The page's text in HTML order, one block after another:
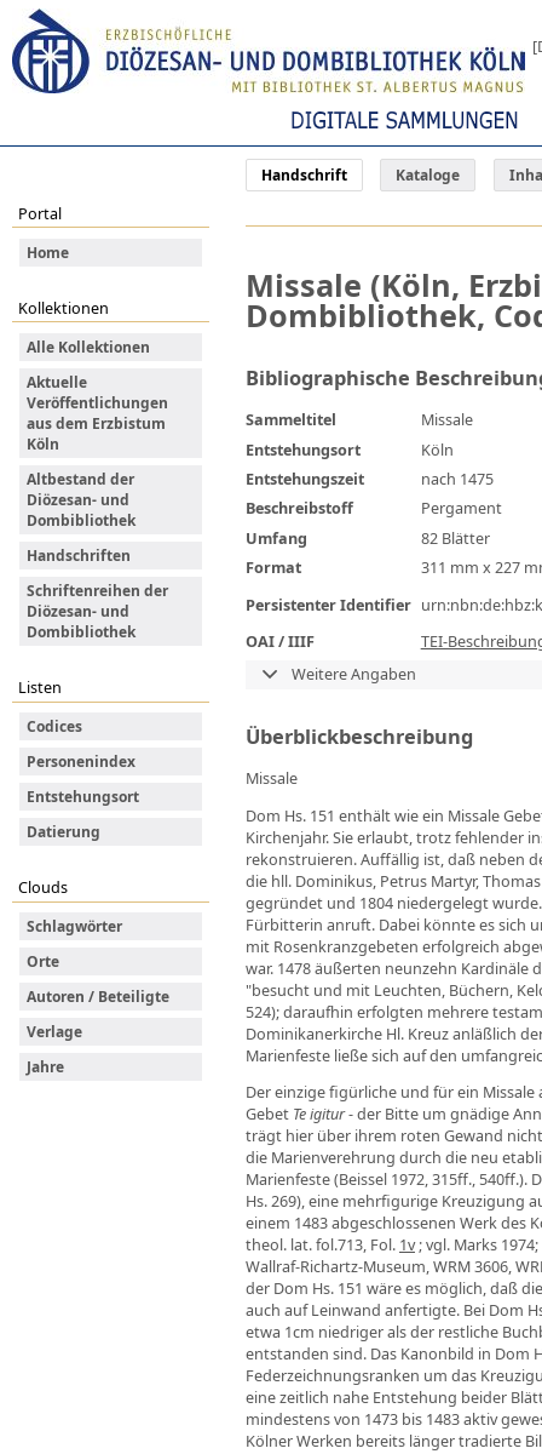
Handschrift Kataloge
Portal
Home
Kollektionen
Alle Kollektionen
Aktuelle
Veröffentlichungen
aus dem Erzbistum
Köln
Altbestand der
Diözesan- und
Dombibliothek
Handschriften
Schriftenreihen der
Diözesan- und
Dombibliothek
Listen
Codices
Personenindex
Entstehungsort
Datierung
Clouds
Schlagwörter
Orte
Autoren / Beteiligte
Verlage
Jahre
Missale (Köln,
Dombibliothek,
Bibliographische
Sammeltitel
Missale
Entstehungsort
Köln
Entstehungszeit
nach 1475
Beschreibstoff
Pergament
Umfang
82 Blätter
Format
311 mm x 227
Persistenter Identifier
OAI / IIIF
TEI-
Weitere Angaben
Überblickbeschreibung
Missale
Dom Hs. 151 enthält wie ein Missale
Kirchenjahr. Sie erlaubt, trotz fehlender
rekonstruieren. Auffällig ist, daß neben
die hll. Dominikus, Petrus Martyr,
gegründet und 1804 niedergelegt
Fürbitterin anruft. Dabei könnte es sich
mit Rosenkranzgebeten erfolgreich
war. 1478 äußerten neunzehn Kardinäle
"besucht und mit Leuchten, Büchern,
524); daraufhin erfolgten mehrere
Dominikanerkirche Hl. Kreuz anläßlich
Marienfeste ließe sich auf den
Der einzige figürliche und für ein
Gebet Te igitur- der Bitte um gnädige
trägt hier über ihrem roten Gewand
die Marienverehrung durch die neu
Marienfeste (Beissel 1972, 315ff.,
Hs. 269), eine mehrfigurige Kreuzigung
einem 1483 abgeschlossenen Werk des
theol. lat. fol.713, Fol. 1v; vgl. Marks
Wallraf-Richartz-Museum, WRM 3606,
der Dom Hs. 151 wäre es möglich, daß
auch auf Leinwand anfertigte. Bei Dom
etwa 1cm niedriger als der restliche
entstanden sind. Das Kanonbild in Dom
Federzeichnungsranken um das
eine zeitlich nahe Entstehung beider
mindestens von 1473 bis 1483 aktiv
Kölner Werken bereits länger tradierte